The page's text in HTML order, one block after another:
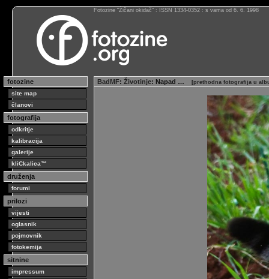
Fotozine “Žičani okidač” : ISSN 1334-0352 : s vama od 6. 6. 1998
fotozine
site map
članovi
fotografija
odkritje
kalibracija
galerije
kliCkalica™
druženja
forumi
prilozi
vijesti
oglasnik
pojmovnik
fotokemija
sitnine
impressum
BadMF: Životinje: Napad … [prethodna fotografija u